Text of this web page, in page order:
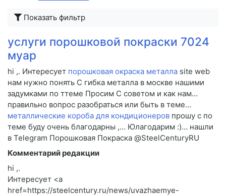
Показать фильтр
услуги порошковой покраски 7024
муар
hi ,. Интересует порошковая окраска металла site web
нам нужно понять C гибка металла в москве нашими
задумками по ттеме Просим C советом и как нам…
правильно вопрос разобраться или быть в теме…
металлические короба для кондиционеров прошу c по
теме буду очень благодарны ,… Юлагодарим :)… нашли
в Telegram Порошковая Покраска @SteelCenturyRU
Комментарий редакции
hi ,.
Интересует <a
href=https://steelcentury.ru/news/uvazhaemye-